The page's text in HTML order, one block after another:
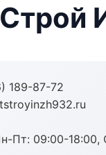
189-87-72
Пт: 09:00-18:00,